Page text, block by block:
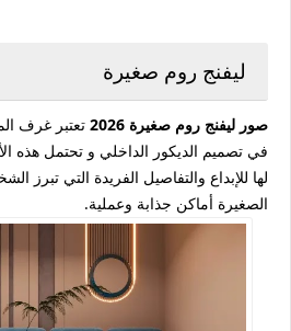
ليفنج روم صغيرة
صور ليفنج روم صغيرة 2026
تعتبر غرف
في تصميم الديكور الداخلي و تحتمل هذه
لها للإبداع والتفاصيل الفريدة التي
الصغيرة أماكن جذابة وعملية.